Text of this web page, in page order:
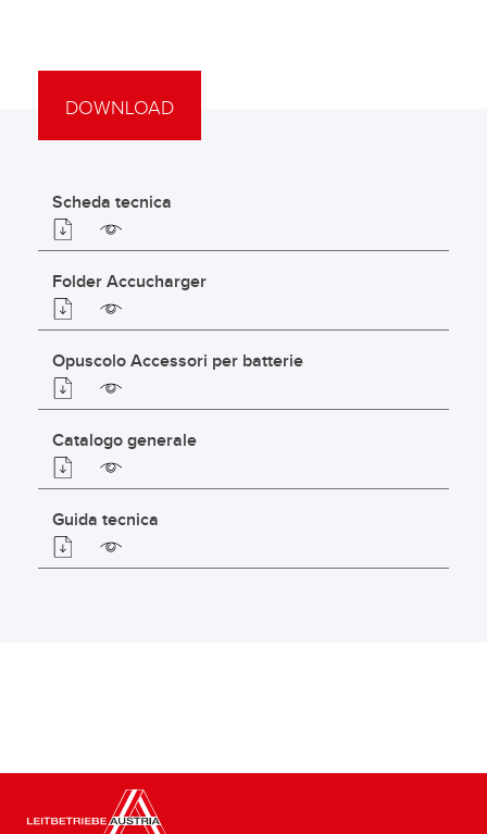
DOWNLOAD
Scheda tecnica
Folder Accucharger
Opuscolo Accessori per batterie
Catalogo generale
Guida tecnica